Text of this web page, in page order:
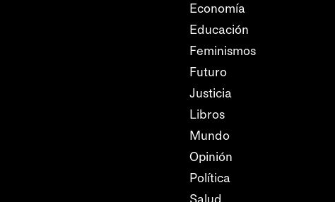
Economía
Educación
Feminismos
Futuro
Justicia
Libros
Mundo
Opinión
Política